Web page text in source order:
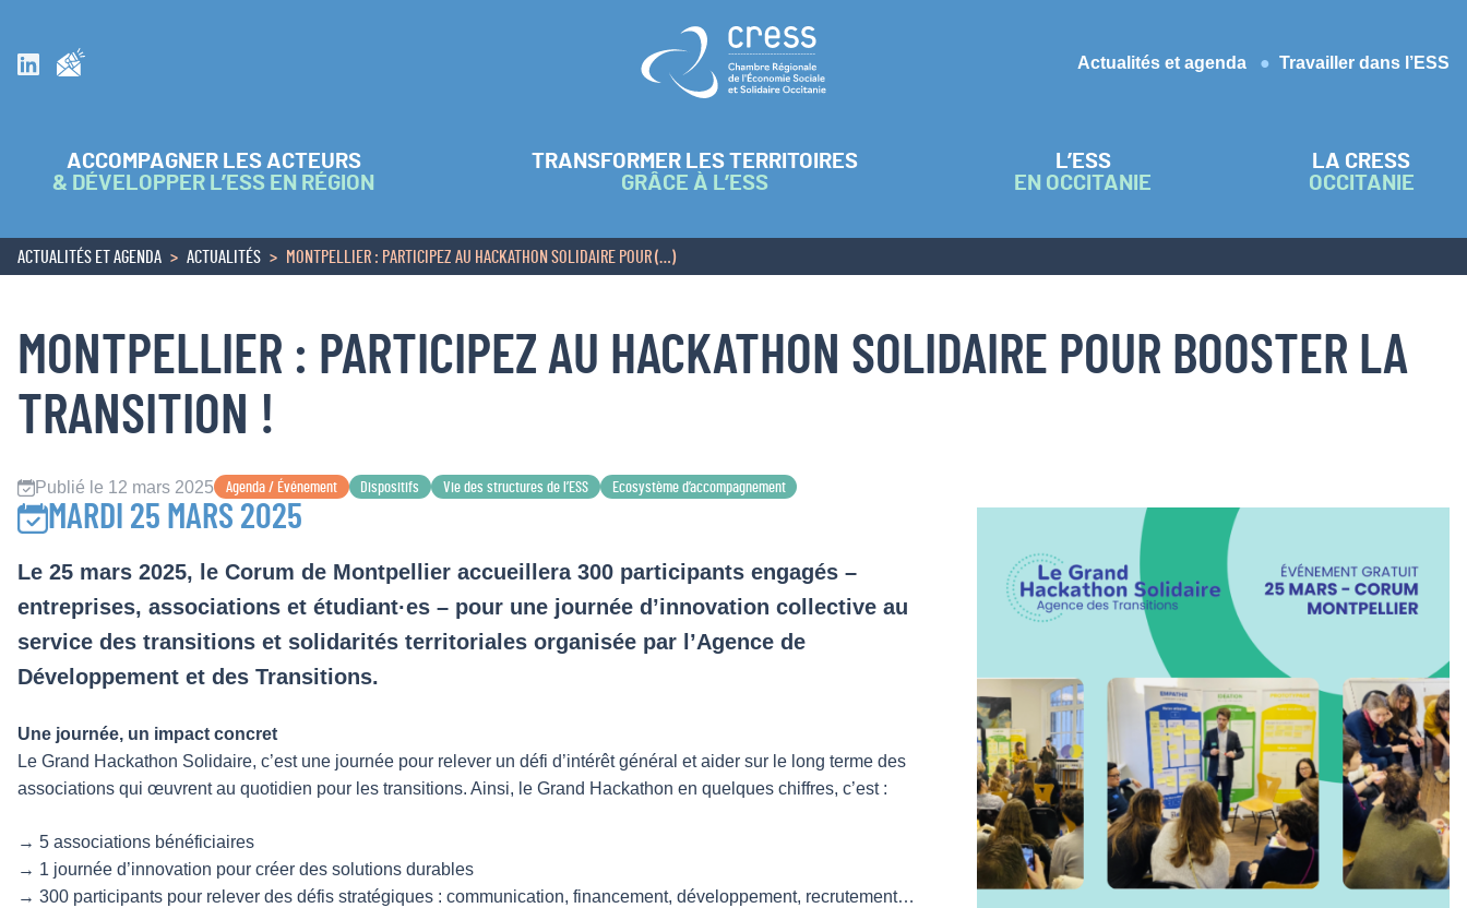
Suivez nous sur Linkedin
Retour à l'accueil
Actualités et agenda
Travailler dans l’ESS
ACCOMPAGNER LES ACTEURS
& DÉVELOPPER L’ESS EN RÉGION
TRANSFORMER LES TERRITOIRES
GRÂCE À L’ESS
L’ESS
EN OCCITANIE
LA CRESS
OCCITANIE
ACCUEIL
ACTUALITÉS ET AGENDA ACTUALITÉS MONTPELLIER : PARTICIPEZ AU HACKATHON SOLIDAIRE POUR (…)
MONTPELLIER : PARTICIPEZ AU HACKATHON SOLIDAIRE POUR BOOSTER LA
TRANSITION !
Publié le 12 mars 2025 Agenda / Événement Dispositifs Vie des structures de l’ESS Ecosystème d’accompagnement
MARDI 25 MARS 2025
Le 25 mars 2025, le Corum de Montpellier accueillera 300 participants engagés –
entreprises, associations et étudiant·es – pour une journée d’innovation collective au
service des transitions et solidarités territoriales organisée par l’Agence de
Développement et des Transitions.
Une journée, un impact concret
Le Grand Hackathon Solidaire, c’est une journée pour relever un défi d’intérêt général et aider sur le long terme des
associations qui œuvrent au quotidien pour les transitions. Ainsi, le Grand Hackathon en quelques chiffres, c’est :
→ 5 associations bénéficiaires
→ 1 journée d’innovation pour créer des solutions durables
→ 300 participants pour relever des défis stratégiques : communication, financement, développement, recrutement…